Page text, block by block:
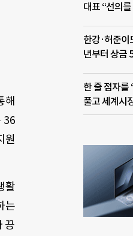
해
36
원
활
는
끙
대표 “선의
한강·허준이
년부터 상금
한 줄 점자를
풀고 세계시